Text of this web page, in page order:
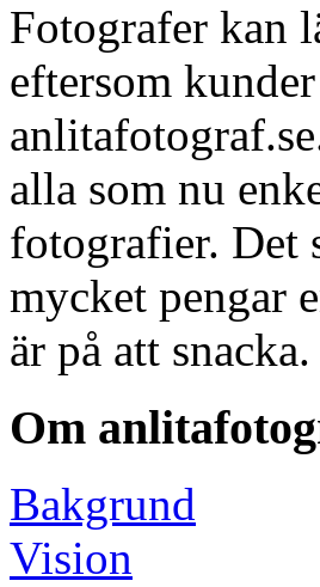
Fotografer kan
eftersom
alla som nu
fotografier. Det
mycket pengar
är på att snacka.
Om
Bakgrund
Vision